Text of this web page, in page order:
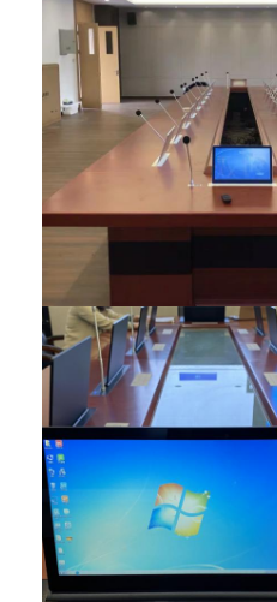
Produits
A propos de nous
Visite d'usine
Contrôle de la qualité
Parlez Maintenant.
Tableaux interactifs
Système de conférence
Ascenseur de moniteur LCD
Moniteur à défilement